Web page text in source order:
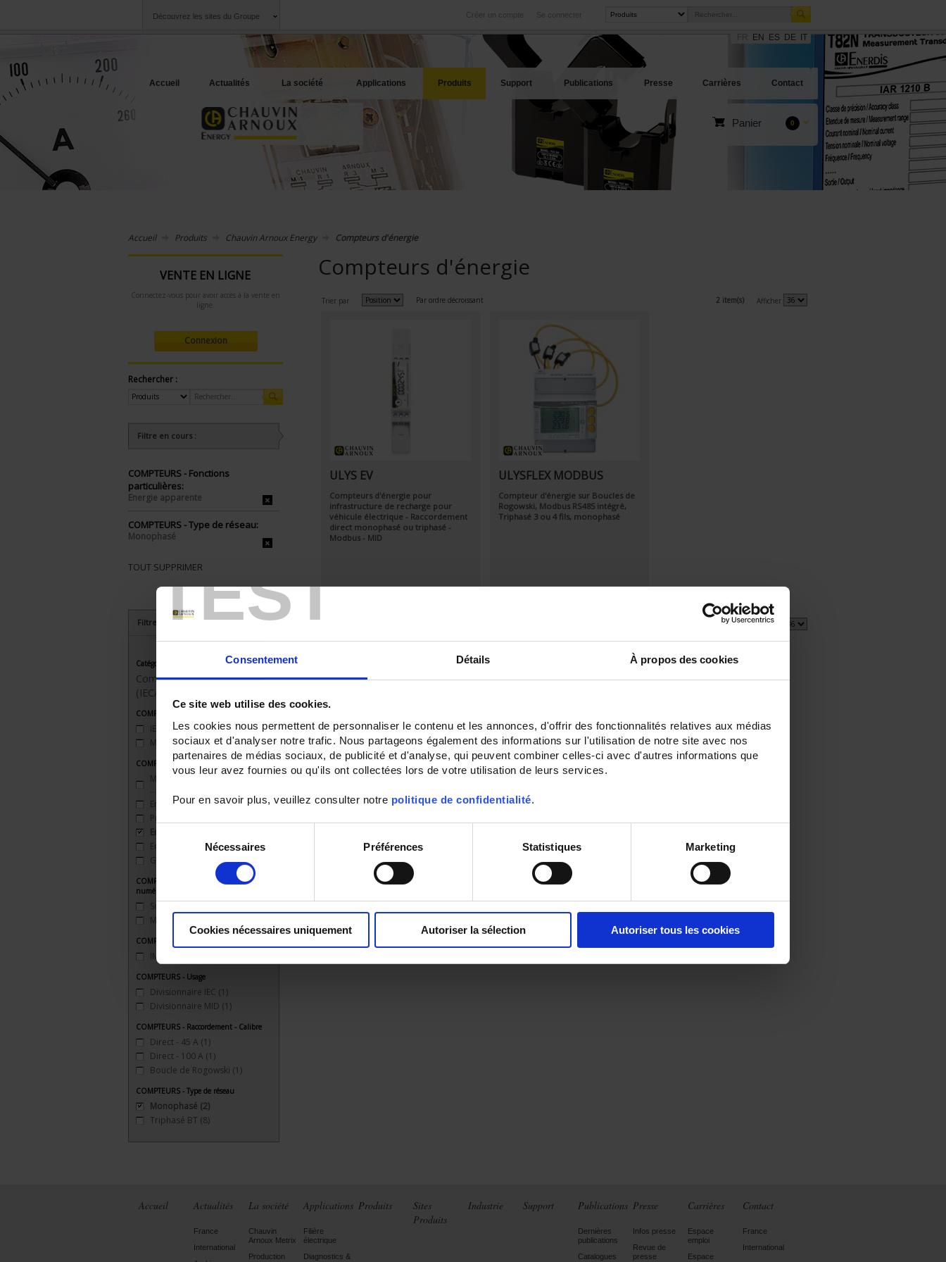
TEST
Consentement Détails À propos des cookies
Ce site web utilise des cookies.
Les cookies nous permettent de personnaliser le contenu et les annonces, d'offrir des fonctionnalités relatives aux médias
sociaux et d'analyser notre trafic. Nous partageons également des informations sur l'utilisation de notre site avec nos
partenaires de médias sociaux, de publicité et d'analyse, qui peuvent combiner celles-ci avec d'autres informations que
vous leur avez fournies ou qu'ils ont collectées lors de votre utilisation de leurs services.
Pour en savoir plus, veuillez consulter notre politique de confidentialité.
Sélection
consentement
Nécessaires Préférences Statistiques Marketing
Cookies nécessaires uniquement Autoriser la sélection Autoriser tous les cookies
Découvrez les sites du Groupe Se connecter
Créer un compte
Sociétés
Une offre à votre service
International
Nos filiales à l'étranger
Sites produits
Nos meilleures offres
EN ES DE IT
Accueil Actualités La société Applications Produits Support Publications Presse Carrières Contact
Panier 0
Accueil Produits Chauvin Arnoux Energy Compteurs d'énergie
VENTE EN LIGNE
Connectez-vous pour avoir accès à la vente en
ligne.
Connexion
Rechercher :
Filtre en cours :
COMPTEURS - Fonctions
particulières:
Energie apparente
COMPTEURS - Type de réseau:
Monophasé
TOUT SUPPRIMER
Filtrer les produits par critères
Catégorie
Compteurs divisionnaires
(IEC/MID)
COMPTEURS - Classe de précision Ea
IEC 1.0(1)
MID B(1)
COMPTEURS - Fonctions particulières
Multimesures (U - V - I - FP - F -
Energie réactive(6)
Puissances
Energie apparente
Energie import + export(6)
Gestion multi-tarifs(2)
COMPTEURS - Communication
numérique
Sortie impulsion
ModBus (RS 485)
COMPTEURS - Indice de Mesure
IM 210
COMPTEURS - Usage
Divisionnaire IEC (1)
Divisionnaire MID (1)
COMPTEURS - Raccordement - Calibre
Direct - 45 A (1)
Direct - 100 A (1)
Boucle de Rogowski (1)
COMPTEURS - Type de réseau
Monophasé (2)
Triphasé BT (8)
Compteurs d'énergie
Trier par Par ordre décroissant 2 item(s) Afficher
ULYS EV
Compteurs d'énergie pour
infrastructure de recharge pour
véhicule électrique - Raccordement
direct monophasé ou triphasé -
Modbus - MID
ULYSFLEX MODBUS
Compteur d'énergie sur Boucles de
Rogowski, Modbus RS485 intégré,
Triphasé 3 ou 4 fils, monophasé
2 item(s) Afficher
Accueil Actualités
France
International
La société
Chauvin
Arnoux Metrix
Production
Applications
Filière
électrique
Diagnostics &
Produits
Sites
Produits
Industrie Support Publications
Dernières
publications
Catalogues
Presse
Infos presse
Revue de
presse
Carrières
Espace
emploi
Espace
Contact
France
International